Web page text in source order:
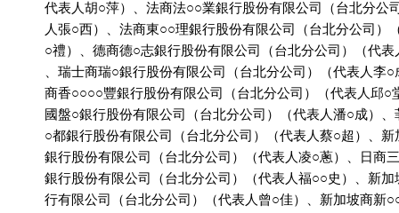
代表人胡○萍）、法商法○○業銀行股份有限公司（台北分公
人張○西）、法商東○○理銀行股份有限公司（台北分公司）
○禮）、德商德○志銀行股份有限公司（台北分公司）（代
、瑞士商瑞○銀行股份有限公司（台北分公司）（代表人李
商香○○○○豐銀行股份有限公司（台北分公司）（代表人邱○
國盤○銀行股份有限公司（台北分公司）（代表人潘○成）
○都銀行股份有限公司（台北分公司）（代表人蔡○超）、
銀行股份有限公司（台北分公司）（代表人凌○蔥）、日商
銀行股份有限公司（台北分公司）（代表人福○○史）、新
行有限公司（台北分公司）（代表人曾○佳）、新加坡商新